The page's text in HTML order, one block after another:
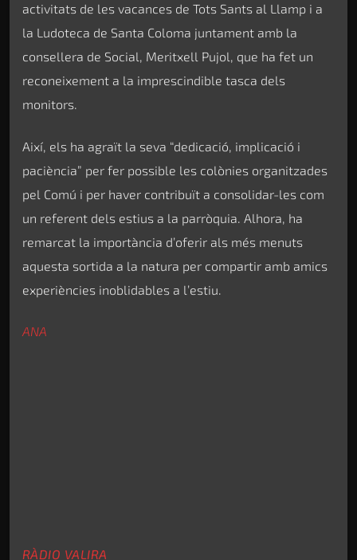
activitats de les vacances de Tots Sants al Llamp i a
la Ludoteca de Santa Coloma juntament amb la
consellera de Social, Meritxell Pujol, que ha fet un
reconeixement a la imprescindible tasca dels
monitors.
Així, els ha agraït la seva “dedicació, implicació i
paciència” per fer possible les colònies organitzades
pel Comú i per haver contribuït a consolidar-les com
un referent dels estius a la parròquia. Alhora, ha
remarcat la importància d’oferir als més menuts
aquesta sortida a la natura per compartir amb amics
experiències inoblidables a l’estiu.
ANA
RÀDIO VALIRA